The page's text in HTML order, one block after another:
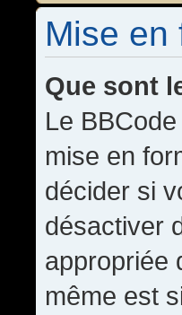
Mise en
Que sont
Le
mise en
décider si
désactiver
appropriée
même est